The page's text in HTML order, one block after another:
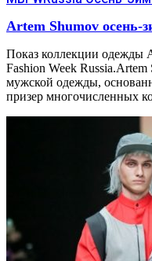
Artem Shumov осень-
Показ коллекции одежды
Fashion Week
мужской одежды,
призер многочисленных